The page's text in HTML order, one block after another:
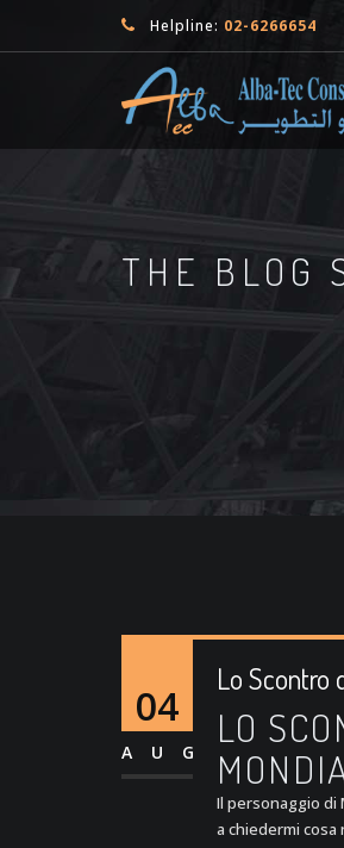
Helpline: 02-6266654
THE BLOG
04
AUG
Lo Scontro
LO
Il personaggio di
a chiedermi